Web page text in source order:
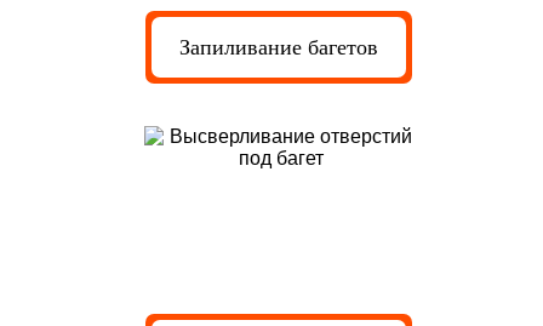
Запиливание багетов